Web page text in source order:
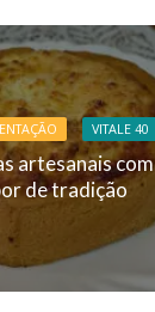
VITALE 40
artesanais com
de tradição